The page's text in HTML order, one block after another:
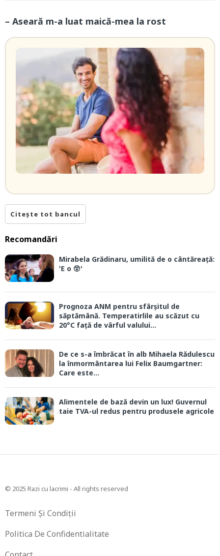
– Aseară m-a luat maică-mea la rost
Citește tot bancul
Recomandări
Mirabela Grădinaru, umilită de o cântăreață:
'E o 😲'
Prognoza ANM pentru sfârșitul de
săptămână. Temperatirlile au scăzut cu
20°C față de vârful valului...
De ce s-a îmbrăcat în alb Mihaela Rădulescu
la înmormântarea lui Felix Baumgartner:
Care este...
Alimentele de bază devin un lux! Guvernul
taie TVA-ul redus pentru produsele agricole
© 2025 Razi cu lacrimi - All rights reserved
Termeni Și Condiții
Politica De Confidentialitate